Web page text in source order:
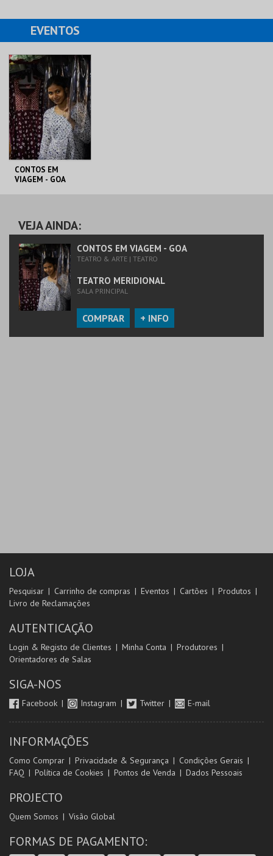
EVENTOS
CONTOS EM
VIAGEM - GOA
MERIDIONAL
MAIS INFO
COMPRAR
VEJA AINDA:
CONTOS EM VIAGEM - GOA
TEATRO & ARTE | TEATRO
TEATRO MERIDIONAL
SALA PRINCIPAL
COMPRAR + INFO
LOJA
Pesquisar Carrinho de compras Eventos Cartões
Produtos
Livro de Reclamações
AUTENTICAÇÃO
Login & Registo de Clientes Minha Conta
Produtores
Orientadores de Salas
SIGA-NOS
Facebook Instagram Twitter E-mail
INFORMAÇÕES
Como Comprar Privacidade & Segurança
Condições Gerais
FAQ
Política de Cookies Pontos de Venda Dados Pessoais
PROJECTO
Quem Somos Visão Global
FORMAS DE PAGAMENTO: